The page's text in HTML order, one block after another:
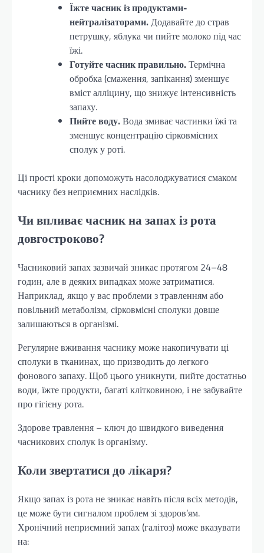
Їжте часник із продуктами-
нейтралізаторами.Додавайте до страв
петрушку, яблука чи пийте молоко під час
їжі.
Готуйте часник правильно.Термічна
обробка (смаження, запікання) зменшує
вміст алліцину, що знижує інтенсивність
запаху.
Пийте воду.Вода змиває частинки їжі та
зменшує концентрацію сірковмісних
сполук у роті.
Ці прості кроки допоможуть насолоджуватися смаком
часнику без неприємних наслідків.
Чи впливає часник на запах із рота
довгостроково?
Часниковий запах зазвичай зникає протягом 24–48
годин, але в деяких випадках може затриматися.
Наприклад, якщо у вас проблеми з травленням або
повільний метаболізм, сірковмісні сполуки довше
залишаються в організмі.
Регулярне вживання часнику може накопичувати ці
сполуки в тканинах, що призводить до легкого
фонового запаху. Щоб цього уникнути, пийте достатньо
води, їжте продукти, багаті клітковиною, і не забувайте
про гігієну рота.
Здорове травлення – ключ до швидкого виведення
часникових сполук із організму.
Коли звертатися до лікаря?
Якщо запах із рота не зникає навіть після всіх методів,
це може бути сигналом проблем зі здоров’ям.
Хронічний неприємний запах (галітоз) може вказувати
на: